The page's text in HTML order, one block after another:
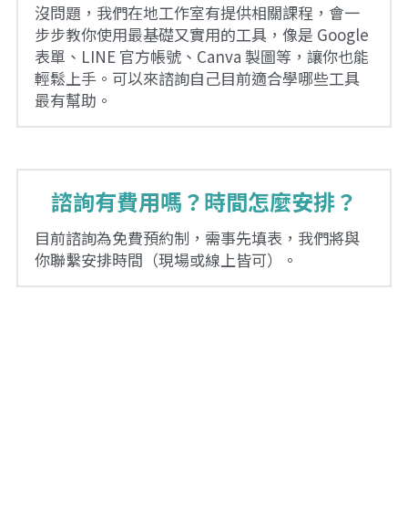
沒問題，我們在地工作室有提供相關課程，會一
步步教你使用最基礎又實用的工具，像是 Google
表單、LINE 官方帳號、Canva 製圖等，讓你也能
輕鬆上手。可以來諮詢自己目前適合學哪些工具
最有幫助。
諮詢有費用嗎？時間怎麼安排？
目前諮詢為免費預約制，需事先填表，我們將與
你聯繫安排時間（現場或線上皆可）。